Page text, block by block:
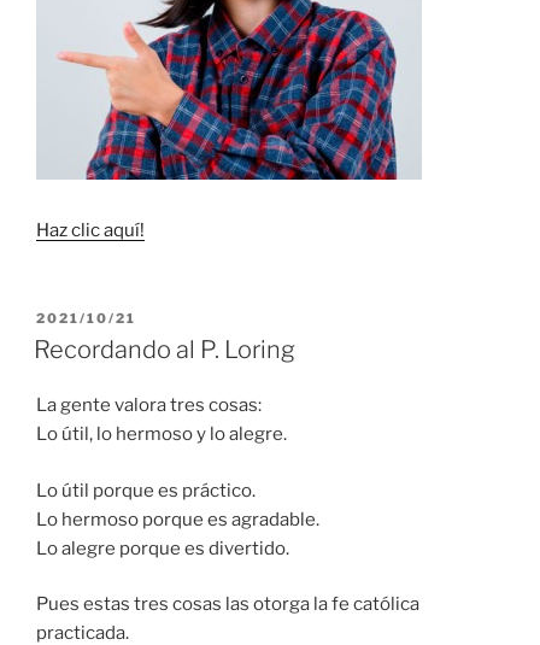
Haz clic aquí!
PUBLICADO
EL
2021/10/21
Recordando al P. Loring
La gente valora tres cosas:
Lo útil, lo hermoso y lo alegre.
Lo útil porque es práctico.
Lo hermoso porque es agradable.
Lo alegre porque es divertido.
Pues estas tres cosas las otorga la fe católica
practicada.